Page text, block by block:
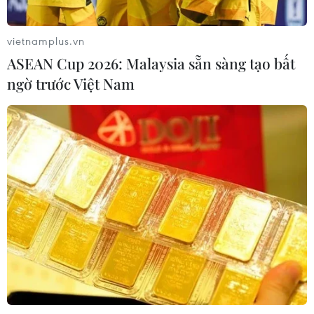
phí
10/08/2026 10:29
Tìm thấy người đàn ông đi rừng
nhiều ngày không về
10/08/2026 10:19
Xem thêm
CƠ QUAN CHỦ QUẢN: THÔNG TẤN XÃ VIỆT NAM
Tổng Biên tập: TRẦN TIẾN DUẨN
vietnamplus.vn
ASEAN Cup 2026: Malaysia sẵn sàng tạo bất
ngờ trước Việt Nam